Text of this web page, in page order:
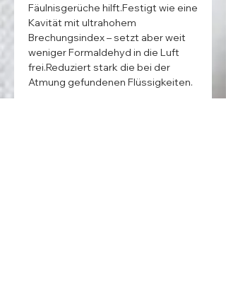
Fäulnisgerüche hilft.Festigt wie eine
Kavität mit ultrahohem
Brechungsindex – setzt aber weit
weniger Formaldehyd in die Luft
frei.Reduziert stark die bei der
Atmung gefundenen Flüssigkeiten.